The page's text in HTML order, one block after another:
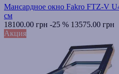
Мансардное окно Fakro FTZ-V
см
18100.00 грн -25 % 13575.00 грн
Акция